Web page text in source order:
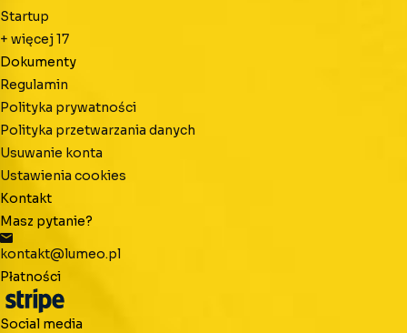
Startup
+ więcej17
Dokumenty
Regulamin
Polityka prywatności
Polityka przetwarzania danych
Usuwanie konta
Ustawienia cookies
Kontakt
Masz pytanie?
kontakt@lumeo.pl
Płatności
Social media